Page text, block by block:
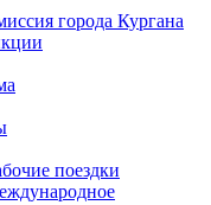
города Кургана
поездки